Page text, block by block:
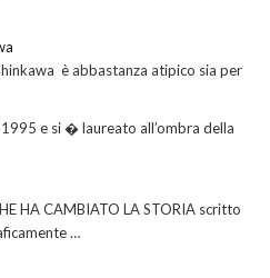
è abbastanza atipico sia per
e si � laureato all’ombra della
HA CAMBIATO LA STORIA scritto
…